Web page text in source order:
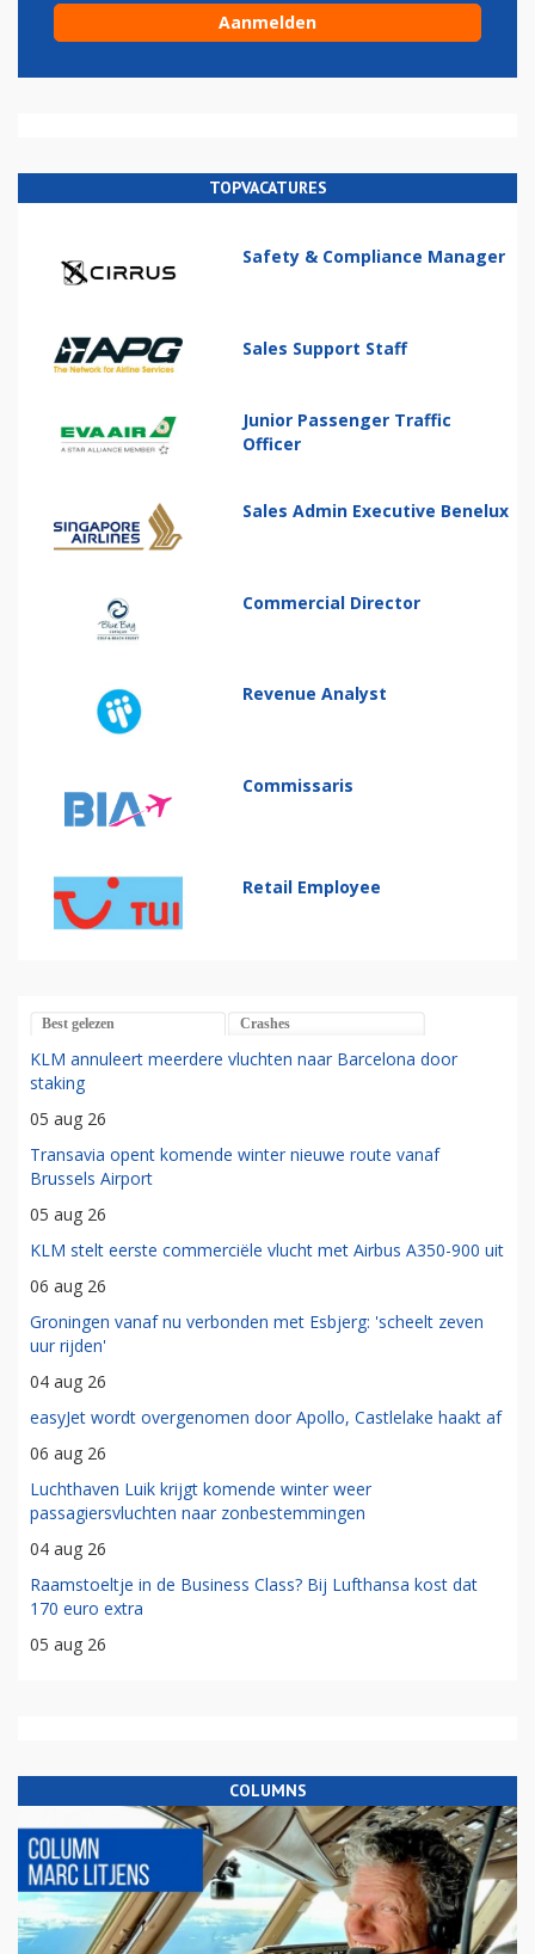
TOPVACATURES
Safety & Compliance Manager
Sales Support Staff
Junior Passenger Traffic
Officer
Sales Admin Executive Benelux
Commercial Director
Revenue Analyst
Commissaris
Retail Employee
Best gelezen Crashes
KLM annuleert meerdere vluchten naar Barcelona door
staking
05 aug 26
Transavia opent komende winter nieuwe route vanaf
Brussels Airport
05 aug 26
KLM stelt eerste commerciële vlucht met Airbus A350-900 uit
06 aug 26
Groningen vanaf nu verbonden met Esbjerg: 'scheelt zeven
uur rijden'
04 aug 26
easyJet wordt overgenomen door Apollo, Castlelake haakt af
06 aug 26
Luchthaven Luik krijgt komende winter weer
passagiersvluchten naar zonbestemmingen
04 aug 26
Raamstoeltje in de Business Class? Bij Lufthansa kost dat
170 euro extra
05 aug 26
COLUMNS